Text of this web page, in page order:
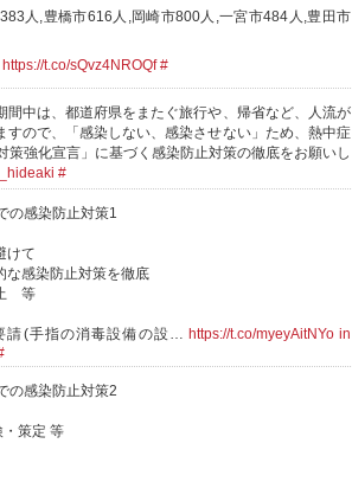
人,豊橋市616人,岡崎市800人,一宮市484人,豊田市
https://t.co/sQvz4NROQf #
中は、都道府県をまたぐ旅行や、帰省など、人流が
すので、「感染しない、感染させない」ため、熱中症
策強化宣言」に基づく感染防止対策の徹底をお願いし
#
の感染防止対策1
けて
な感染防止対策を徹底
等
請(手指の消毒設備の設… https://t.co/myeyAitNYo in
の感染防止対策2
策定 等